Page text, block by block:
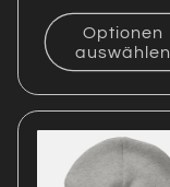
Preis
Optionen
auswählen